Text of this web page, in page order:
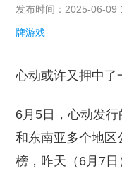
发布时间：2025-06-
牌游戏
心动或许又押中了
6月5日，心动发
和东南亚多个地区
榜，昨天（6月7